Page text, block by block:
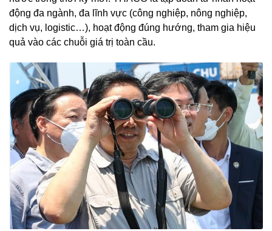
động đa ngành, đa lĩnh vực (công nghiệp, nông nghiệp,
dịch vụ, logistic…), hoạt động đúng hướng, tham gia hiệu
quả vào các chuỗi giá trị toàn cầu.